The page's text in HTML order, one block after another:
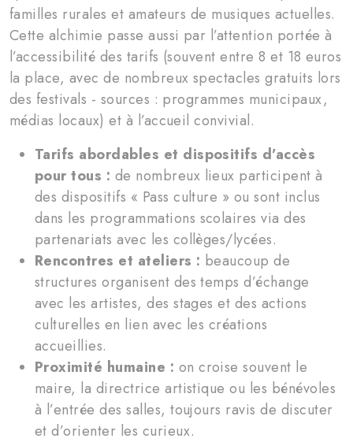
familles rurales et amateurs de musiques actuelles.
Cette alchimie passe aussi par l’attention portée à
l’accessibilité des tarifs (souvent entre 8 et 18 euros
la place, avec de nombreux spectacles gratuits lors
des festivals - sources : programmes municipaux,
médias locaux) et à l’accueil convivial.
Tarifs abordables et dispositifs d’accès
pour tous : de nombreux lieux participent à
des dispositifs « Pass culture » ou sont inclus
dans les programmations scolaires via des
partenariats avec les collèges/lycées.
Rencontres et ateliers : beaucoup de
structures organisent des temps d’échange
avec les artistes, des stages et des actions
culturelles en lien avec les créations
accueillies.
Proximité humaine : on croise souvent le
maire, la directrice artistique ou les bénévoles
à l’entrée des salles, toujours ravis de discuter
et d’orienter les curieux.